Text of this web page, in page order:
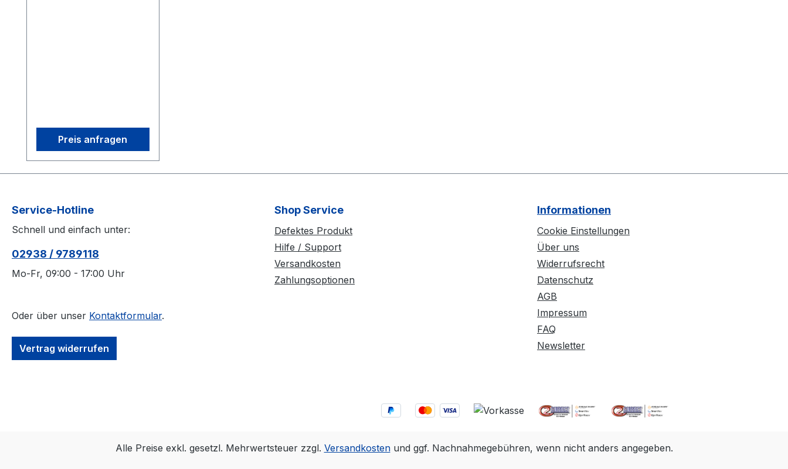
provide flexible, precise
tracking in any
environment. Start small
and expand as needed
continuous, automatic
calibration. 3D accuracy
a 30'×30' (9m×9m)
tracking area. Range is
an exposure of 800,
f-stop. 1.
Preis anfragen
Service-Hotline
Schnell und einfach unter:
02938 / 9789118
Mo-Fr, 09:00 - 17:00 Uhr
Oder über unser Kontaktformular.
Vertrag widerrufen
Shop Service
Defektes Produkt
Hilfe / Support
Versandkosten
Zahlungsoptionen
Informationen
Cookie Einstellungen
Über uns
Widerrufsrecht
Datenschutz
AGB
Impressum
FAQ
Newsletter
Alle Preise exkl. gesetzl. Mehrwertsteuer zzgl. Versandkostenund ggf. Nachnahmegebühren, wenn nicht anders angegeben.